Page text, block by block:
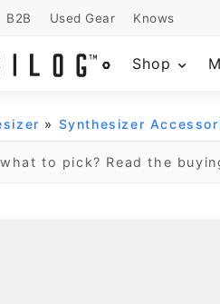
B2B Used Gear Knows
Shop
» Synthesizer
to pick? Read the